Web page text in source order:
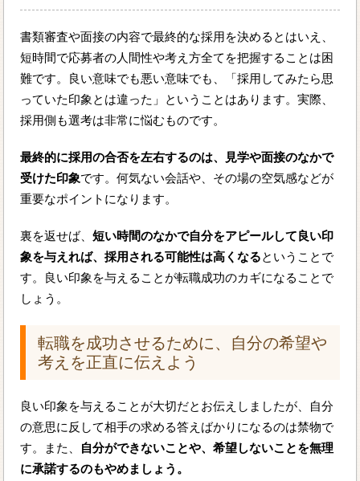
書類審査や面接の内容で最終的な採用を決めるとはいえ、
短時間で応募者の人間性や考え方全てを把握することは困
難です。良い意味でも悪い意味でも、「採用してみたら思
っていた印象とは違った」ということはあります。実際、
採用側も選考は非常に悩むものです。
最終的に採用の合否を左右するのは、見学や面接のなかで
受けた印象です。何気ない会話や、その場の空気感などが
重要なポイントになります。
裏を返せば、短い時間のなかで自分をアピールして良い印
象を与えれば、採用される可能性は高くなるということで
す。良い印象を与えることが転職成功のカギになることで
しょう。
転職を成功させるために、自分の希望や
考えを正直に伝えよう
良い印象を与えることが大切だとお伝えしましたが、自分
の意思に反して相手の求める答えばかりになるのは禁物で
す。また、 自分ができないことや、希望しないことを無理
に承諾するのもやめましょう。